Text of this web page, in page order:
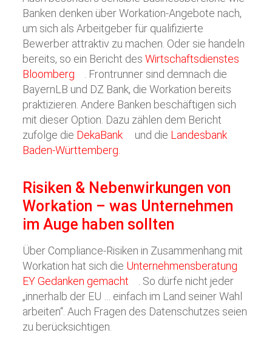
Banken denken über Workation-Angebote nach,
um sich als Arbeitgeber für qualifizierte
Bewerber attraktiv zu machen. Oder sie handeln
bereits, so ein Bericht desWirtschaftsdienstes
Bloomberg
. Frontrunner sind demnach die
BayernLB und DZ Bank, die Workation bereits
praktizieren. Andere Banken beschäftigen sich
mit dieser Option. Dazu zählen dem Bericht
zufolge die DekaBank und die Landesbank
Baden-Württemberg.
Risiken & Nebenwirkungen von
Workation – was Unternehmen
im Auge haben sollten
Über Compliance-Risiken in Zusammenhang mit
Workation hat sich die Unternehmensberatung
EY Gedanken gemacht
. So dürfe nicht jeder
„innerhalb der EU … einfach im Land seiner Wahl
arbeiten“. Auch Fragen des Datenschutzes seien
zu berücksichtigen.